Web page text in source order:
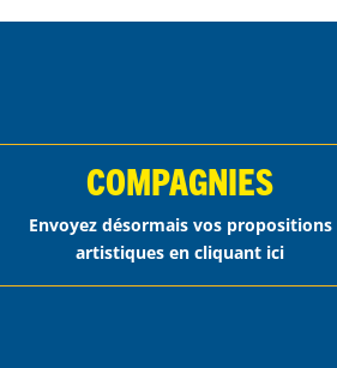
COMPAGNIES
Envoyez désormais vos propositions
artistiques en cliquant ici